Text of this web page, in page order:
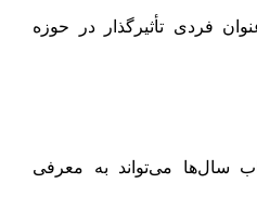
فردی تأثیرگذار در حوزه
سال‌ها می‌تواند به معرفی